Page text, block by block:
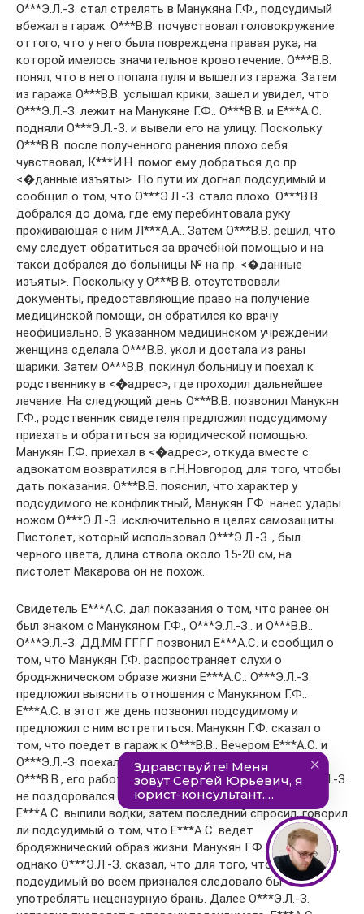
О***Э.Л.-З. стал стрелять в Манукяна Г.Ф., подсудимый
вбежал в гараж. О***В.В. почувствовал головокружение
оттого, что у него была повреждена правая рука, на
которой имелось значительное кровотечение. О***В.В.
понял, что в него попала пуля и вышел из гаража. Затем
из гаража О***В.В. услышал крики, зашел и увидел, что
О***Э.Л.-З. лежит на Манукяне Г.Ф.. О***В.В. и Е***А.С.
подняли О***Э.Л.-З. и вывели его на улицу. Поскольку
О***В.В. после полученного ранения плохо себя
чувствовал, К***И.Н. помог ему добраться до пр.
<�данные изъяты>. По пути их догнал подсудимый и
сообщил о том, что О***Э.Л.-З. стало плохо. О***В.В.
добрался до дома, где ему перебинтовала руку
проживающая с ним Л***А.А.. Затем О***В.В. решил, что
ему следует обратиться за врачебной помощью и на
такси добрался до больницы № на пр. <�данные
изъяты>. Поскольку у О***В.В. отсутствовали
документы, предоставляющие право на получение
медицинской помощи, он обратился ко врачу
неофициально. В указанном медицинском учреждении
женщина сделала О***В.В. укол и достала из раны
шарики. Затем О***В.В. покинул больницу и поехал к
родственнику в <�адрес>, где проходил дальнейшее
лечение. На следующий день О***В.В. позвонил Манукян
Г.Ф., родственник свидетеля предложил подсудимому
приехать и обратиться за юридической помощью.
Манукян Г.Ф. приехал в <�адрес>, откуда вместе с
адвокатом возвратился в г.Н.Новгород для того, чтобы
дать показания. О***В.В. пояснил, что характер у
подсудимого не конфликтный, Манукян Г.Ф. нанес удары
ножом О***Э.Л.-З. исключительно в целях самозащиты.
Пистолет, который использовал О***Э.Л.-З.., был
черного цвета, длина ствола около 15-20 см, на
пистолет Макарова он не похож.
Свидетель Е***А.С. дал показания о том, что ранее он
был знаком с Манукяном Г.Ф., О***Э.Л.-З.. и О***В.В..
О***Э.Л.-З. ДД.ММ.ГГГГ позвонил Е***А.С. и сообщил о
том, что Манукян Г.Ф. распространяет слухи о
бродяжническом образе жизни Е***А.С.. О***Э.Л.-З.
предложил выяснить отношения с Манукяном Г.Ф..
Е***А.С. в этот же день позвонил подсудимому и
предложил с ним встретиться. Манукян Г.Ф. сказал о
том, что поедет в гараж к О***В.В.. Вечером Е***А.С. и
О***Э.Л.-З. поехали в данный гараж, где находились
О***В.В., его работник и Манукян Г.Ф.. В гараже О***Э.Л.-З.
не поздоровался с Манукяном Г.Ф.. Подсудимый и
Е***А.С. выпили водки, затем последний спросил, говорил
ли подсудимый о том, что Е***А.С. ведет
бродяжнический образ жизни. Манукян Г.Ф. все отрицал,
однако О***Э.Л.-З. сказал, что для того, чтобы
подсудимый во всем признался следовало бы
употреблять нецензурную брань. Далее О***Э.Л.-З.